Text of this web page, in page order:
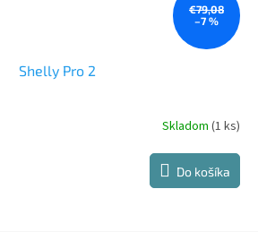
€79,08
–7 %
Shelly Pro 2
Skladom (1 ks)
Do košíka